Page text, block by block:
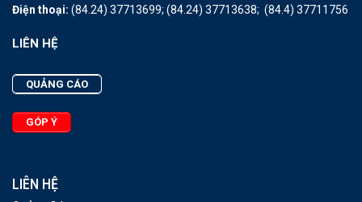
Điện thoại: (84.24) 37713699; (84.24) 37713638; (84.4) 37711756
LIÊN HỆ
QUẢNG CÁO
GÓP Ý
LIÊN HỆ